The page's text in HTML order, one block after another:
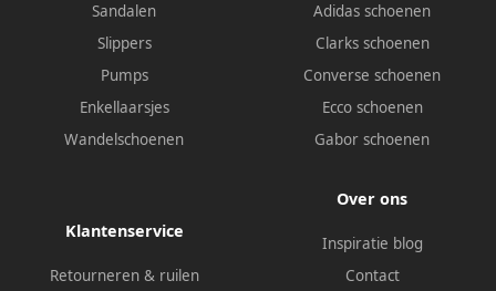
Sandalen
Slippers
Pumps
Enkellaarsjes
Wandelschoenen
Adidas schoenen
Clarks schoenen
Converse schoenen
Ecco schoenen
Gabor schoenen
Klantenservice
Retourneren & ruilen
Over ons
Inspiratie blog
Contact